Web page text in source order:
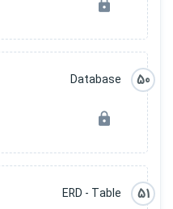
50
Database
51
ERD - Table